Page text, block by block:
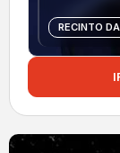
RECINTO